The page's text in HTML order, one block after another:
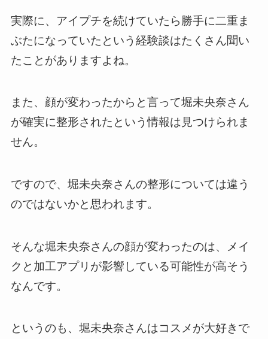
実際に、アイプチを続けていたら勝手に二重ま
ぶたになっていたという経験談はたくさん聞い
たことがありますよね。
また、顔が変わったからと言って堀未央奈さん
が確実に整形されたという情報は見つけられま
せん。
ですので、堀未央奈さんの整形については違う
のではないかと思われます。
そんな堀未央奈さんの顔が変わったのは、メイ
クと加工アプリが影響している可能性が高そう
なんです。
というのも、堀未央奈さんはコスメが大好きで